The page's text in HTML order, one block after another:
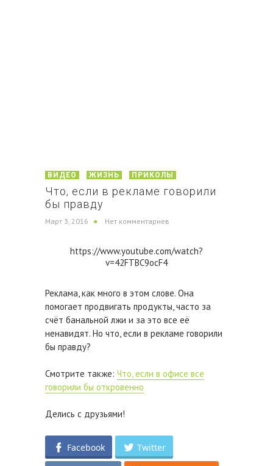
ВИДЕО ЖИЗНЬ ПРИКОЛЫ
Что, если в рекламе говорили
бы правду
Март 3, 2016 Нет комментариев
https://www.youtube.com/watch?
v=42FTBC9ocF4
Реклама, как много в этом слове. Она
помогает продвигать продукты, часто за
счёт банальной лжи и за это все её
ненавидят. Но что, если в рекламе говорили
бы правду?
Смотрите также: Что, если в офисе все
говорили бы откровенно
Делись с друзьями!
Facebook Twitter